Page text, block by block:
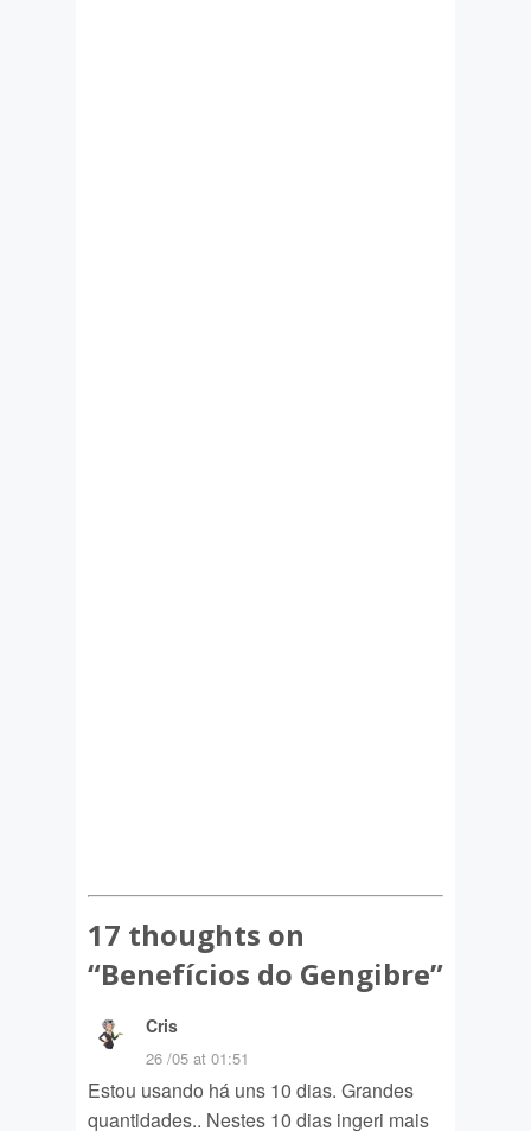
17 thoughts on
“Benefícios do Gengibre”
Cris
26 /05 at 01:51
Estou usando há uns 10 dias. Grandes
quantidades.. Nestes 10 dias ingeri mais